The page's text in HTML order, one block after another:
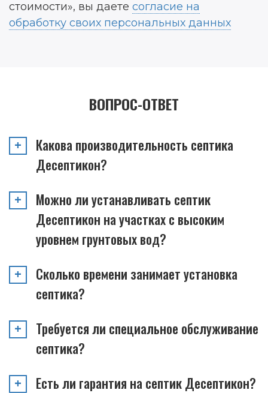
стоимости», вы даете согласие на
обработку своих персональных данных
ВОПРОС-ОТВЕТ
Какова производительность септика
Десептикон?
Можно ли устанавливать септик
Десептикон на участках с высоким
уровнем грунтовых вод?
Сколько времени занимает установка
септика?
Требуется ли специальное обслуживание
септика?
Есть ли гарантия на септик Десептикон?